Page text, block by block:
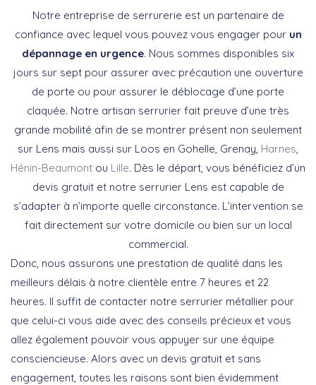
Notre entreprise de serrurerie est un partenaire de
confiance avec lequel vous pouvez vous engager pour un
dépannage en urgence. Nous sommes disponibles six
jours sur sept pour assurer avec précaution une ouverture
de porte ou pour assurer le déblocage d’une porte
claquée. Notre artisan serrurier fait preuve d’une très
grande mobilité afin de se montrer présent non seulement
sur Lens mais aussi sur Loos en Gohelle, Grenay, Harnes
Hénin-Beaumont ou Lille. Dès le départ, vous bénéficiez d’un
devis gratuit et notre serrurier Lens est capable de
s’adapter à n’importe quelle circonstance. L’intervention se
fait directement sur votre domicile ou bien sur un local
commercial.
Donc, nous assurons une prestation de qualité dans les
meilleurs délais à notre clientèle entre 7 heures et 22
heures. Il suffit de contacter notre serrurier métallier pour
que celui-ci vous aide avec des conseils précieux et vous
allez également pouvoir vous appuyer sur une équipe
consciencieuse. Alors avec un devis gratuit et sans
engagement, toutes les raisons sont bien évidemment